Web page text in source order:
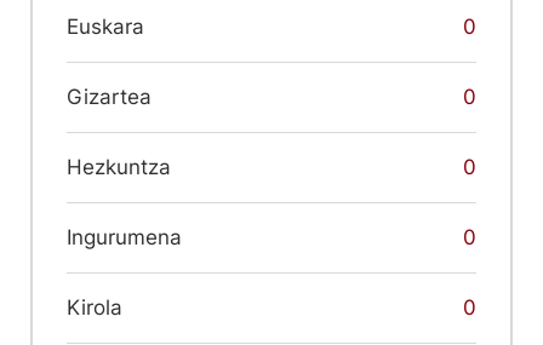
Euskara 0
Gizartea 0
Hezkuntza 0
Ingurumena 0
Kirola 0